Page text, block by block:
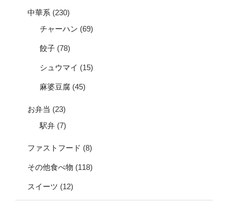
中華系 (230)
チャーハン (69)
餃子 (78)
シュウマイ (15)
麻婆豆腐 (45)
お弁当 (23)
駅弁 (7)
ファストフード (8)
その他食べ物 (118)
スイーツ (12)